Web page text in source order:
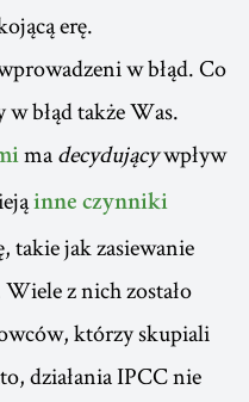
erę.
w błąd. Co
błąd także Was.
madecydującywpływ
inne czynniki
takie jak zasiewanie
z nich zostało
którzy skupiali
działania IPCC nie